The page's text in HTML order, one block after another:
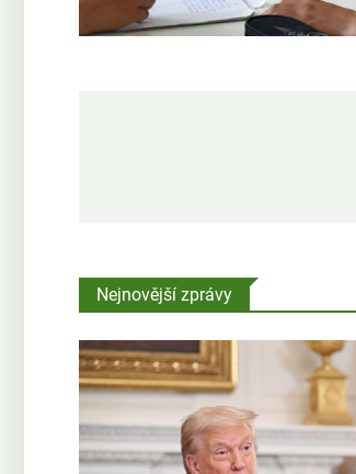
Nejnovější zprávy